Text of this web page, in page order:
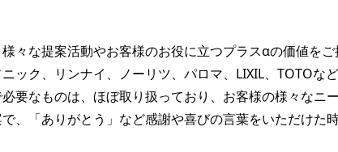
々な提案活動やお客様のお役に立つプラスαの価値を
ック、リンナイ、ノーリツ、パロマ、LIXIL、TOTOな
要なものは、ほぼ取り扱っており、お客様の様々なニ
、「ありがとう」など感謝や喜びの言葉をいただけた